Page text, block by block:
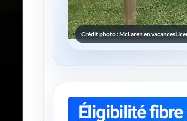
Crédit photo :McLaren en vacances
Éligibilité